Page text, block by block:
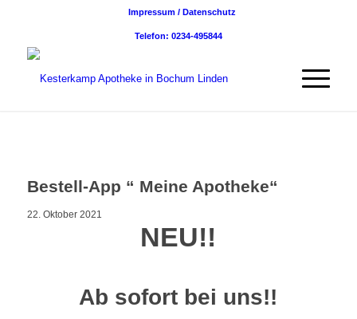
Impressum / Datenschutz
Telefon: 0234-495844
Bestell-App “ Meine Apotheke“
22. Oktober 2021
NEU!!
Ab sofort bei uns!!